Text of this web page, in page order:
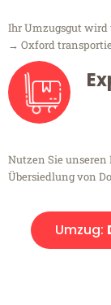
Ihr Umzugsgut
→ Oxford
Nutzen Sie
Übersiedlung von
Umzug: